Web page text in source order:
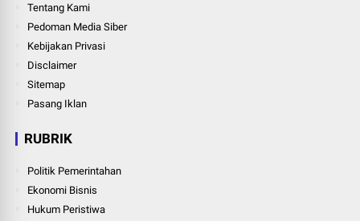
Tentang Kami
Pedoman Media Siber
Kebijakan Privasi
Disclaimer
Sitemap
Pasang Iklan
RUBRIK
Politik Pemerintahan
Ekonomi Bisnis
Hukum Peristiwa